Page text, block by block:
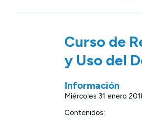
Curso de
y Uso del
Información
Miércoles 31 enero
Contenidos: